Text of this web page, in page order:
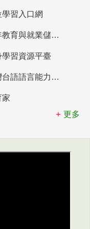
學習入口網
青年教育與就業儲蓄帳戶
學習資源平臺
臺灣台語語言能力認證網站
家
更多